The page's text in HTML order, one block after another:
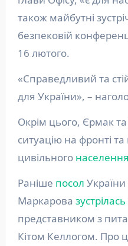
також майбутні
безпековій
16 лютого.
«Справедливий та
для України», –
Окрім цього, Єрмак
ситуацію на фронті
цивільного населення
Раніше посол
Маркарова зустрілась
представником з
Кітом Келлогом. Про